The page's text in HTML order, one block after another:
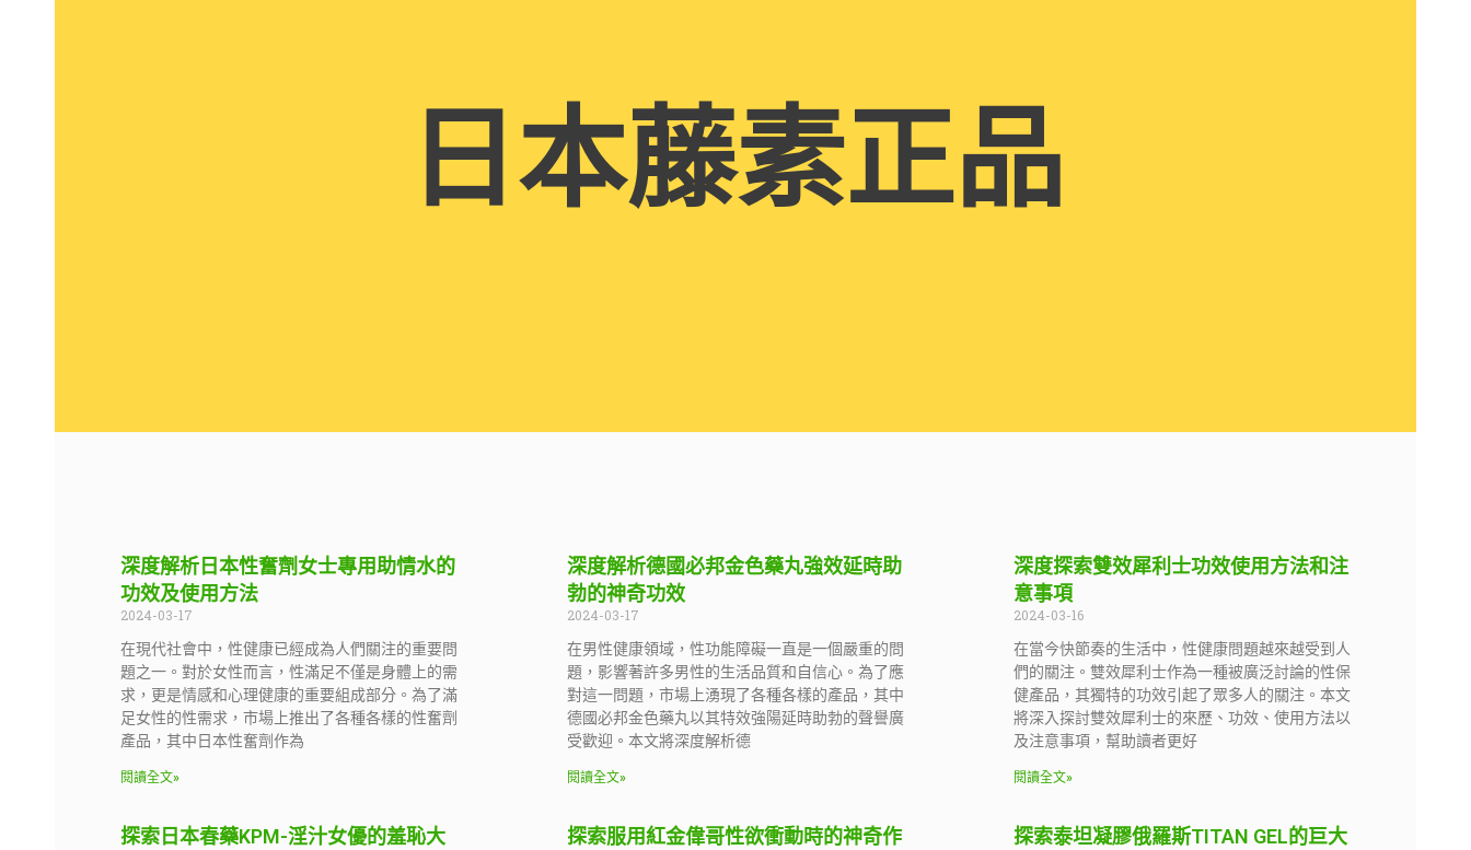
日本藤素正品
深度解析日本性奮劑女士專用助情水的
功效及使用方法
2024-03-17
在現代社會中，性健康已經成為人們關注的重要問
題之一。對於女性而言，性滿足不僅是身體上的需
求，更是情感和心理健康的重要組成部分。為了滿
足女性的性需求，市場上推出了各種各樣的性奮劑
產品，其中日本性奮劑作為
閱讀全文»
深度解析德國必邦金色藥丸強效延時助
勃的神奇功效
2024-03-17
在男性健康領域，性功能障礙一直是一個嚴重的問
題，影響著許多男性的生活品質和自信心。為了應
對這一問題，市場上湧現了各種各樣的產品，其中
德國必邦金色藥丸以其特效強陽延時助勃的聲譽廣
受歡迎。本文將深度解析德
閱讀全文»
深度探索雙效犀利士功效使用方法和注
意事項
2024-03-16
在當今快節奏的生活中，性健康問題越來越受到人
們的關注。雙效犀利士作為一種被廣泛討論的性保
健產品，其獨特的功效引起了眾多人的關注。本文
將深入探討雙效犀利士的來歷、功效、使用方法以
及注意事項，幫助讀者更好
閱讀全文»
探索日本春藥KPM-淫汁女優的羞恥大
探索服用紅金偉哥性欲衝動時的神奇作
探索泰坦凝膠俄羅斯TITAN GEL的巨大